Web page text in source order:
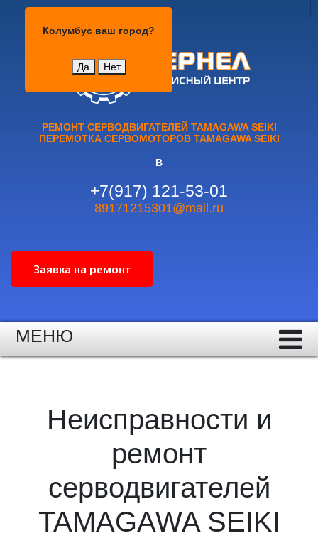
Колумбус ваш город?
Да Нет
РЕМОНТ СЕРВОДВИГАТЕЛЕЙ TAMAGAWA SEIKI
ПЕРЕМОТКА СЕРВОМОТОРОВ TAMAGAWA SEIKI
В
+7(917) 121-53-01
89171215301@mail.ru
МЕНЮ
Неисправности и
ремонт
серводвигателей
TAMAGAWA SEIKI